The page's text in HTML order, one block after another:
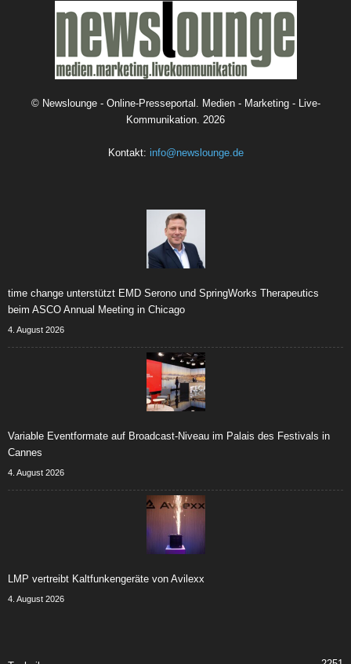
© Newslounge - Online-Presseportal. Medien - Marketing - Live-
Kommunikation. 2026
Kontakt: info@newslounge.de
time change unterstützt EMD Serono und SpringWorks Therapeutics
beim ASCO Annual Meeting in Chicago
4. August 2026
Variable Eventformate auf Broadcast-Niveau im Palais des Festivals in
Cannes
4. August 2026
LMP vertreibt Kaltfunkengeräte von Avilexx
4. August 2026